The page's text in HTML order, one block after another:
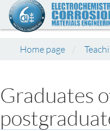
Home page
Graduates